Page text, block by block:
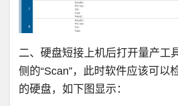
二、硬盘短接上机后打开量产工
侧的“Scan”，此时软件应该可以
的硬盘，如下图显示：